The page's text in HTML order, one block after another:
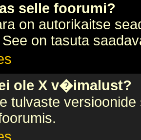
selle foorumi?
on autorikaitse
See on tasuta
ole X v�imalust?
tulvaste